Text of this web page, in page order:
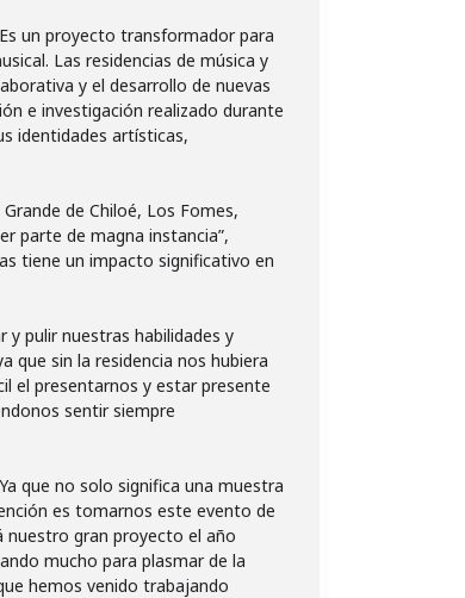
un proyecto transformador para
Las residencias de música y
y el desarrollo de nuevas
e investigación realizado durante
identidades artísticas,
de Chiloé, Los Fomes,
parte de magna instancia”,
tiene un impacto significativo en
y pulir nuestras habilidades y
que sin la residencia nos hubiera
el presentarnos y estar presente
sentir siempre
que no solo significa una muestra
es tomarnos este evento de
nuestro gran proyecto el año
mucho para plasmar de la
hemos venido trabajando